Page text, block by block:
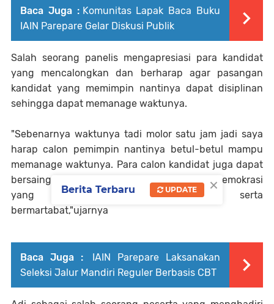
Baca Juga : Komunitas Lapak Baca Buku
IAIN Parepare Gelar Diskusi Publik
Salah seorang panelis mengapresiasi para kandidat
yang mencalongkan dan berharap agar pasangan
kandidat yang memimpin nantinya dapat disiplinan
sehingga dapat memanage waktunya.
"Sebenarnya waktunya tadi molor satu jam jadi saya
harap calon pemimpin nantinya betul-betul mampu
memanage waktunya. Para calon kandidat juga dapat
bersaing secara sehat untuk menciptakan demokrasi
yang berkualitas dan berbudaya serta
bermartabat,"ujarnya
Baca Juga :
IAIN Parepare Laksanakan
Seleksi Jalur Mandiri Reguler Berbasis CBT
×
Berita Terbaru UPDATE